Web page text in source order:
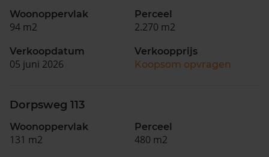
Woonoppervlak
94 m2
Perceel
2.270 m2
Verkoopdatum
05 juni 2026
Verkoopprijs
Koopsom opvragen
Dorpsweg 113
Woonoppervlak
131 m2
Perceel
480 m2